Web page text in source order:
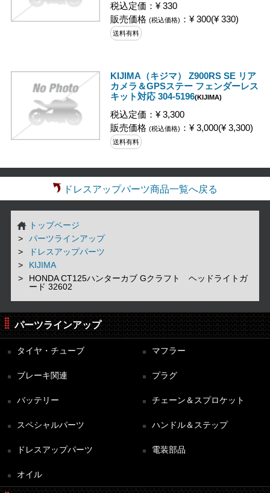
税込定価：¥ 330
販売価格 (税込価格) ：¥ 300(¥ 330)
送料有料
KIJIMA（キジマ） Z900RS SE リア
カメラ＆GPSステー フェンダーレス
キット対応 304-5196(KIJIMA)
税込定価：¥ 3,300
販売価格 (税込価格) ：¥ 3,000(¥ 3,300)
送料有料
ドレスアップパーツ商品一覧へ戻る
トップページ
パーツラインアップ
ドレスアップパーツ
KIJIMA
HONDA CT125ハンターカブ Gクラフト ヘッドライトガ
ード 32602
パーツラインアップ
タイヤ・チューブ マフラー
ブレーキ関連 プラグ
バッテリー チェーン＆スプロケット
スペシャルパーツ ハンドル＆ステップ
ドレスアップパーツ 電装部品
オイル